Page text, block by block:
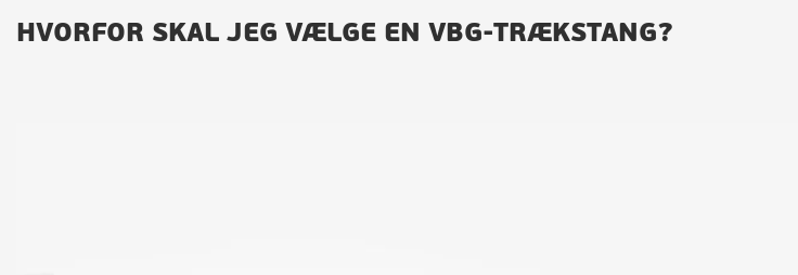
HVORFOR SKAL JEG VÆLGE EN VBG-TRÆKSTANG?